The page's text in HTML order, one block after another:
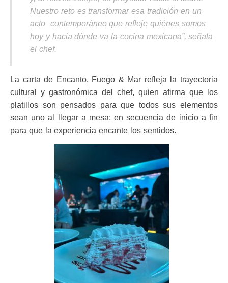
Nuestro reto es transformar esa tradición en un
acto contemporáneo que refleje quiénes somos
hoy y hacia dónde va la cocina mexicana”, señala
el chef.
La carta de Encanto, Fuego & Mar refleja la trayectoria
cultural y gastronómica del chef, quien afirma que los
platillos son pensados para que todos sus elementos
sean uno al llegar a mesa; en secuencia de inicio a fin
para que la experiencia encante los sentidos.